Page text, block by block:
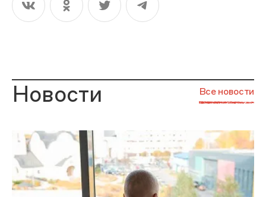
Новости Все новости